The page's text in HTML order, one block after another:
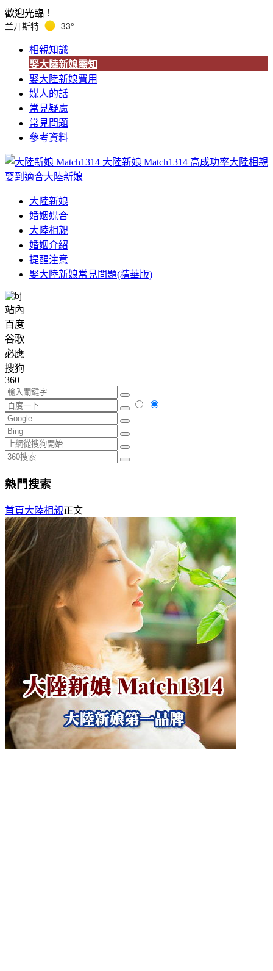
歡迎光臨！
兰开斯特 33°
相親知識
娶大陸新娘需知
娶大陸新娘費用
媒人的話
常見疑慮
常見問題
參考資料
大陸新娘 Match1314 高成功率大陸相親
娶到適合大陸新娘
大陸新娘
婚姻媒合
大陸相親
婚姻介紹
提醒注意
娶大陸新娘常見問題(精華版)
站內
百度
谷歌
必應
搜狗
360
熱門搜索
首頁大陸相親正文